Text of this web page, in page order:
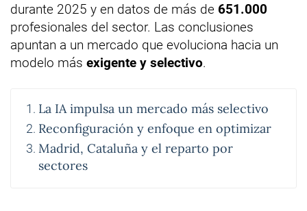
durante 2025 y en datos de más de 651.000
profesionales del sector. Las conclusiones
apuntan a un mercado que evoluciona hacia un
modelo más exigente y selectivo.
La IA impulsa un mercado más selectivo
Reconfiguración y enfoque en optimizar
Madrid, Cataluña y el reparto por
sectores